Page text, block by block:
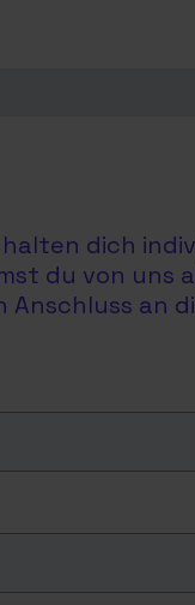
dich
du von uns
Anschluss an